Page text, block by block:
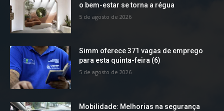
o bem-estar se torna a régua
5 de agosto de 2026
Simm oferece 371 vagas de emprego
para esta quinta-feira (6)
5 de agosto de 2026
Mobilidade: Melhorias na segurança